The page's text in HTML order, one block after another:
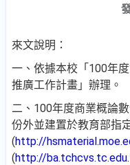
來文說明：
一、依據本校「100年
推廣工作計畫」辦理。
二、100年度商業概論
份外並建置於教育部指
(http://
(http://